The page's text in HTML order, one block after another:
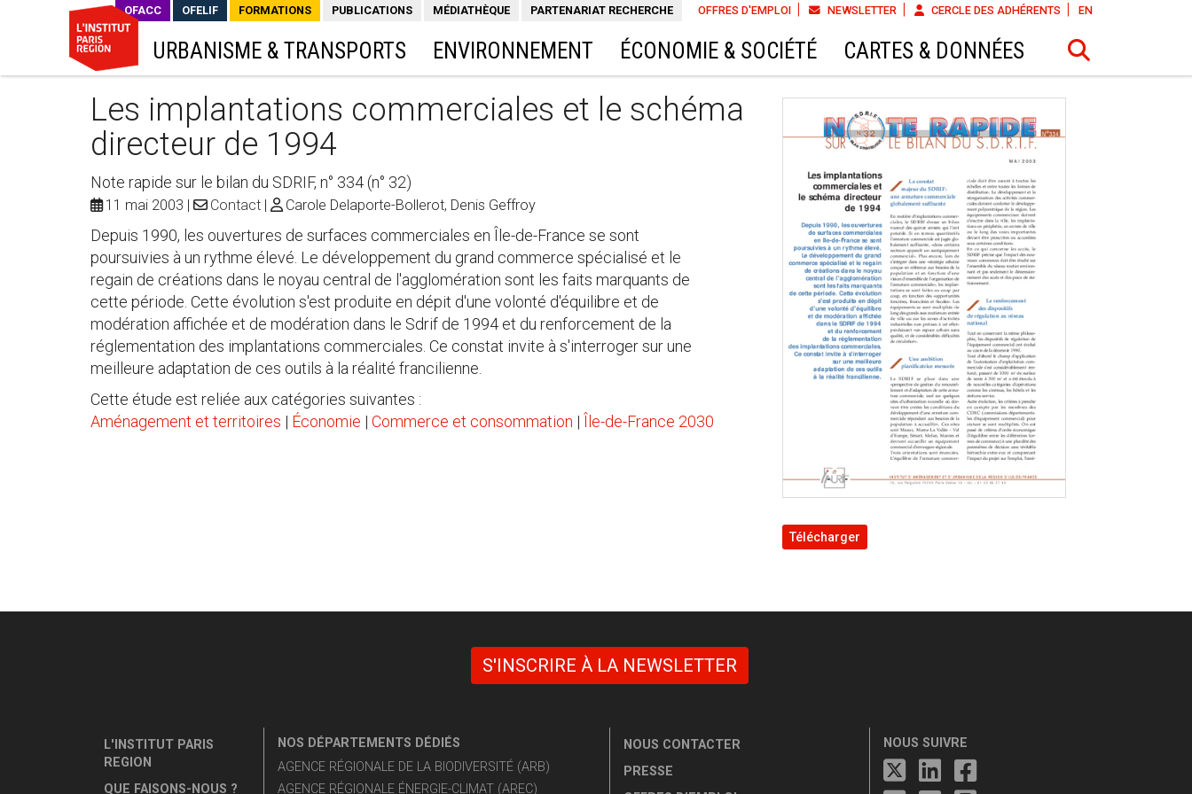
OFFRES D'EMPLOI NEWSLETTER CERCLE DES ADHÉRENTS EN
OFACC OFELIF FORMATIONS PUBLICATIONS MÉDIATHÈQUE PARTENARIAT RECHERCHE
URBANISME & TRANSPORTS ENVIRONNEMENT ÉCONOMIE & SOCIÉTÉ CARTES & DONNÉES
Les implantations commerciales et le schéma
directeur de 1994
Note rapide sur le bilan du SDRIF, n° 334 (n° 32)
11 mai 2003 Contact Carole Delaporte-Bollerot, Denis Geffroy
Depuis 1990, les ouvertures de surfaces commerciales en Île-de-France se sont
poursuivies à un rythme élevé. Le développement du grand commerce spécialisé et le
regain de créations dans le noyau central de l'agglomération sont les faits marquants de
cette période. Cette évolution s'est produite en dépit d'une volonté d'équilibre et de
modération affichée et de modération dans le Sdrif de 1994 et du renforcement de la
réglementation des implantations commerciales. Ce constat invite à s'interroger sur une
meilleure adaptation de ces outils à la réalité francilienne.
Cette étude est reliée aux catégories suivantes :
Aménagement et territoires | Économie | Commerce et consommation | Île-de-France 2030
Télécharger
S'INSCRIRE À LA NEWSLETTER
L'INSTITUT PARIS
REGION
QUE FAISONS-NOUS ?
NOS DÉPARTEMENTS DÉDIÉS
AGENCE RÉGIONALE DE LA BIODIVERSITÉ (ARB)
AGENCE RÉGIONALE ÉNERGIE-CLIMAT (AREC)
NOUS CONTACTER
PRESSE
NOUS SUIVRE